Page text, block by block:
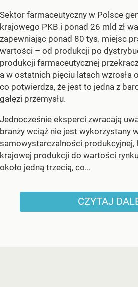
Sektor farmaceutyczny w Polsce
krajowego PKB i ponad 26 mld zł
zapewniając ponad 80 tys. miejsc
wartości – od produkcji po
produkcji farmaceutycznej
a w ostatnich pięciu latach wzrosła
co potwierdza, że jest to jedna z
gałęzi przemysłu.
Jednocześnie eksperci zwracają
branży wciąż nie jest wykorzystany
samowystarczalności produkcyjnej,
krajowej produkcji do wartości
około jedną trzecią, co...
CZYTAJ